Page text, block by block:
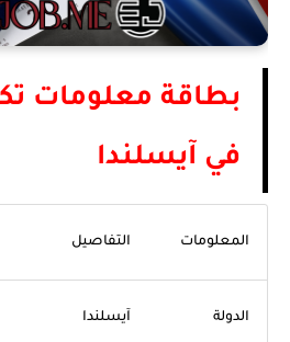
بطاقة معلومات
في آيسلندا
المعلومات التفاصيل
الدولة آيسلندا